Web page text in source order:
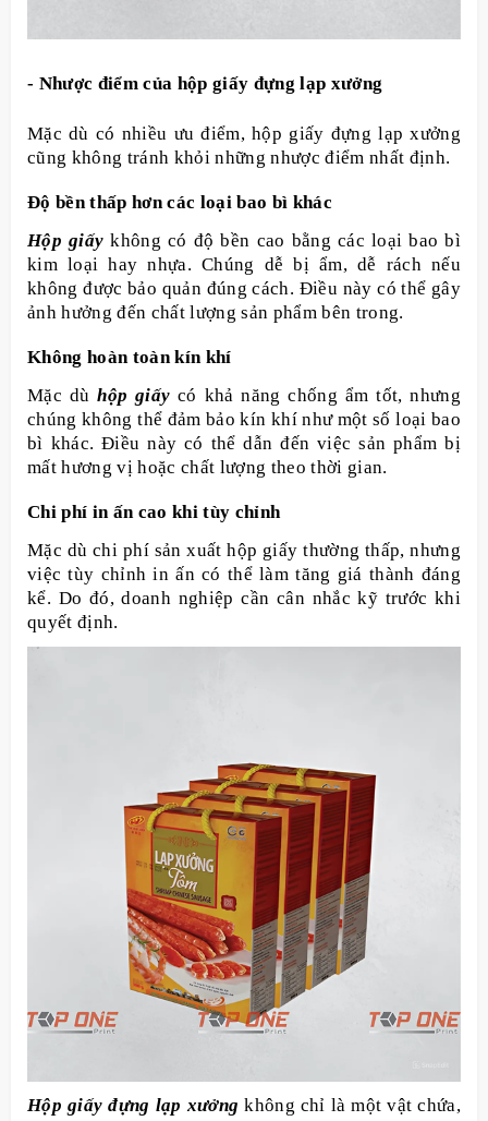
- Nhược điểm của hộp giấy đựng lạp xưởng
Mặc dù có nhiều ưu điểm, hộp giấy đựng lạp xưởng
cũng không tránh khỏi những nhược điểm nhất định.
Độ bền thấp hơn các loại bao bì khác
Hộp giấy không có độ bền cao bằng các loại bao bì
kim loại hay nhựa. Chúng dễ bị ẩm, dễ rách nếu
không được bảo quản đúng cách. Điều này có thể gây
ảnh hưởng đến chất lượng sản phẩm bên trong.
Không hoàn toàn kín khí
Mặc dùhộp giấy có khả năng chống ẩm tốt, nhưng
chúng không thể đảm bảo kín khí như một số loại bao
bì khác. Điều này có thể dẫn đến việc sản phẩm bị
mất hương vị hoặc chất lượng theo thời gian.
Chi phí in ấn cao khi tùy chỉnh
Mặc dù chi phí sản xuất hộp giấy thường thấp, nhưng
việc tùy chỉnh in ấn có thể làm tăng giá thành đáng
kể. Do đó, doanh nghiệp cần cân nhắc kỹ trước khi
quyết định.
Hộp giấy đựng lạp xưởng không chỉ là một vật chứa,